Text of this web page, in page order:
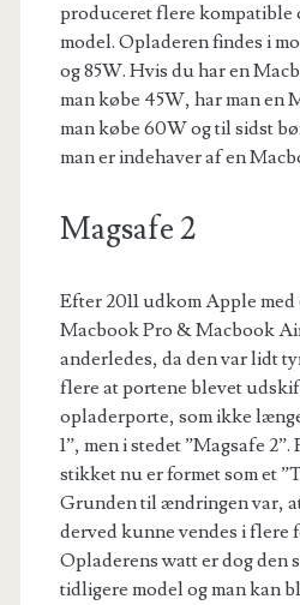
produceret flere kompatible
model. Opladeren findes i
og 85W. Hvis du har en
man købe 45W, har man en
man købe 60W og til sidst
man er indehaver af en
Magsafe 2
Efter 2011 udkom Apple
Macbook Pro & Macbook
anderledes, da den var lidt
flere at portene blevet
opladerporte, som ikke
1”, men i stedet ”Magsafe
stikket nu er formet som et
Grunden til ændringen var,
derved kunne vendes i flere
Opladerens watt er dog den
tidligere model og man kan